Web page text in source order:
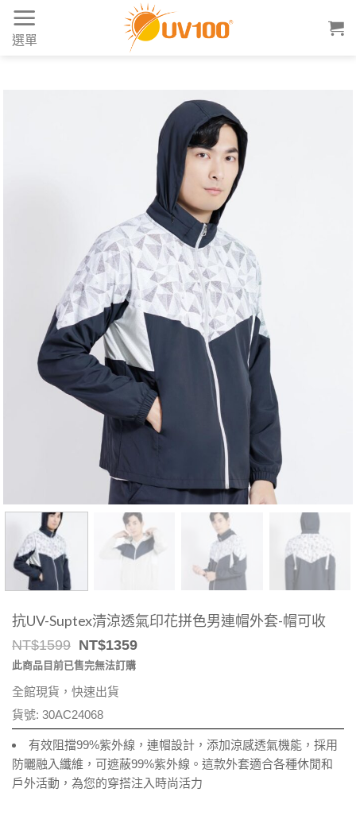
Skip
content
選單
抗UV-Suptex清涼透氣印花拼色男連帽外套-帽可收
NT$1599 Original
price
was:
NT$1599.
NT$1359Current
此商品目前已售完無法訂購
全館現貨，快速出貨
貨號: 30AC24068
有效阻擋99%紫外線，連帽設計，添加涼感透氣機能，採用
防曬融入纖維，可遮蔽99%紫外線。這款外套適合各種休閒和
戶外活動，為您的穿搭注入時尚活力